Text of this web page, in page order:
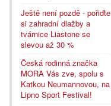
Ještě není pozdě - pořiďte
si zahradní dlažby a
tvárnice Liastone se
slevou až 30 %
Česká rodinná značka
MORA Vás zve, spolu s
Katkou Neumannovou, na
Lipno Sport Festival!